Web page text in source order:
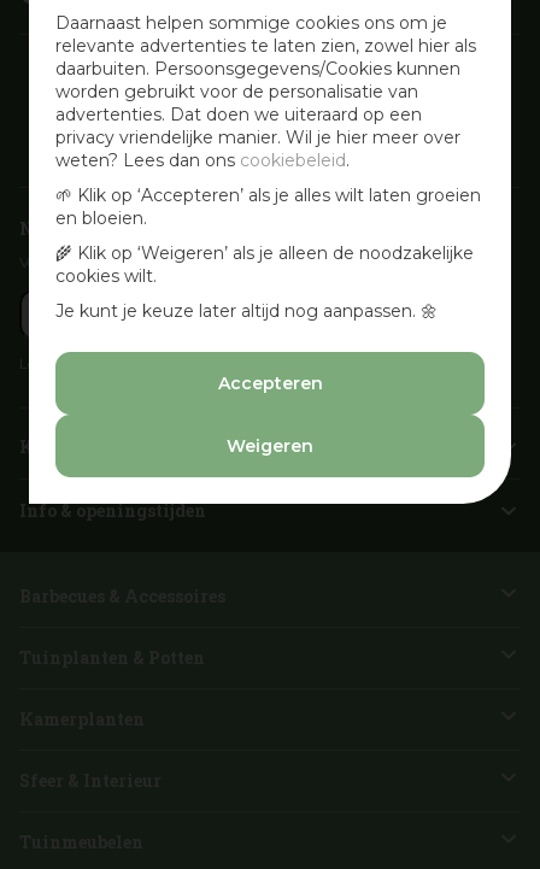
Daarnaast helpen sommige cookies ons om je
relevante advertenties te laten zien, zowel hier als
daarbuiten. Persoonsgegevens/Cookies kunnen
worden gebruikt voor de personalisatie van
advertenties. Dat doen we uiteraard op een
privacy vriendelijke manier. Wil je hier meer over
weten? Lees dan ons cookiebeleid.
🌱 Klik op ‘Accepteren’ als je alles wilt laten groeien
en bloeien.
🌾 Klik op ‘Weigeren’ als je alleen de noodzakelijke
cookies wilt.
Je kunt je keuze later altijd nog aanpassen. 🌼
Accepteren
Weigeren
Nieuwsbrief aanmelden
Voor wekelijkse aanbiedingen, activiteiten en inspirerende tips
Lees onze
Klantenservice
Info & openingstijden